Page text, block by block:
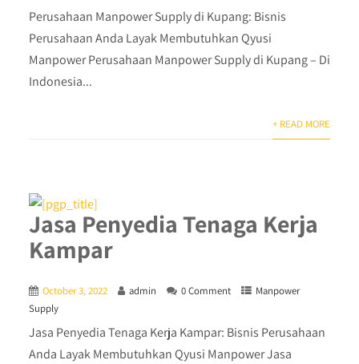
Perusahaan Manpower Supply di Kupang: Bisnis
Perusahaan Anda Layak Membutuhkan Qyusi
Manpower Perusahaan Manpower Supply di Kupang – Di
Indonesia...
+ READ MORE
Jasa Penyedia Tenaga Kerja
Kampar
October 3, 2022 admin 0 Comment
Manpower
Supply
Jasa Penyedia Tenaga Kerja Kampar: Bisnis Perusahaan
Anda Layak Membutuhkan Qyusi Manpower Jasa